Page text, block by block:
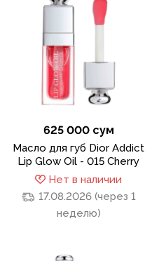
625 000 сум
Масло для губ Dior Addict
Lip Glow Oil - 015 Cherry
Нет в наличии
17.08.2026 (через 1
неделю)